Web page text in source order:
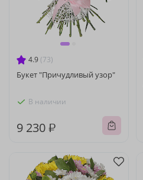
4.9 (73)
Букет "Причудливый узор"
В наличии
9 230 ₽